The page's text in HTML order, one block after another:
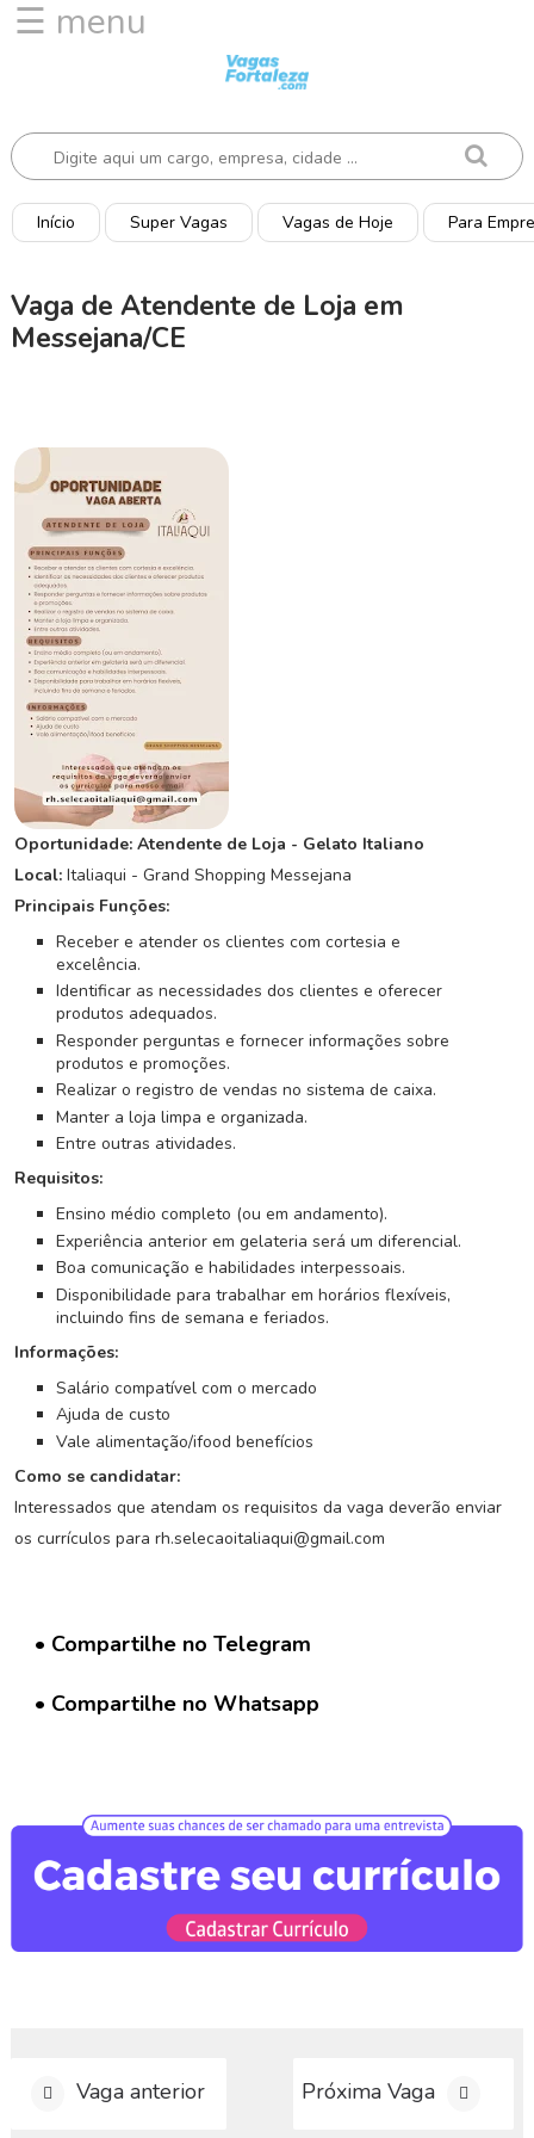
☰ menu
í
c
i
o
a
g
a
H
o
j
e
C
o
n
c
u
r
s
s
N
o
t
í
c
a
G
r
u
p
o
W
h
a
t
s
p
p
C
a
d
a
s
r
C
u
r
l
o
i
r
Início Super Vagas Vagas de Hoje Para
Vaga de Atendente de Loja em
Messejana/CE
Oportunidade: Atendente de Loja - Gelato Italiano
Local:Italiaqui - Grand Shopping Messejana
Principais Funções:
Receber e atender os clientes com cortesia e
excelência.
Identificar as necessidades dos clientes e oferecer
produtos adequados.
Responder perguntas e fornecer informações sobre
produtos e promoções.
Realizar o registro de vendas no sistema de caixa.
Manter a loja limpa e organizada.
Entre outras atividades.
Requisitos:
Ensino médio completo (ou em andamento).
Experiência anterior em gelateria será um diferencial.
Boa comunicação e habilidades interpessoais.
Disponibilidade para trabalhar em horários flexíveis,
incluindo fins de semana e feriados.
Informações:
Salário compatível com o mercado
Ajuda de custo
Vale alimentação/ifood benefícios
Como se candidatar:
Interessados que atendam os requisitos da vaga deverão enviar
os currículos para rh.selecaoitaliaqui@gmail.com
• Compartilhe no Telegram
• Compartilhe no Whatsapp
Vaga anterior Próxima Vaga